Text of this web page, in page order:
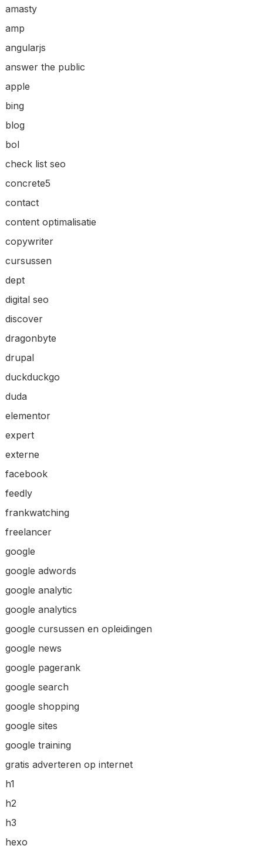
amasty
amp
angularjs
answer the public
apple
bing
blog
bol
check list seo
concrete5
contact
content optimalisatie
copywriter
cursussen
dept
digital seo
discover
dragonbyte
drupal
duckduckgo
duda
elementor
expert
externe
facebook
feedly
frankwatching
freelancer
google
google adwords
google analytic
google analytics
google cursussen en opleidingen
google news
google pagerank
google search
google shopping
google sites
google training
gratis adverteren op internet
h1
h2
h3
hexo